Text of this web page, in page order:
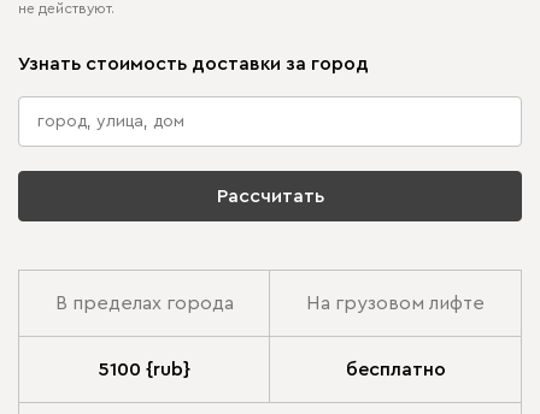
не действуют.
Узнать стоимость доставки за город
Рассчитать
В пределах города На грузовом лифте
5100 {rub} бесплатно